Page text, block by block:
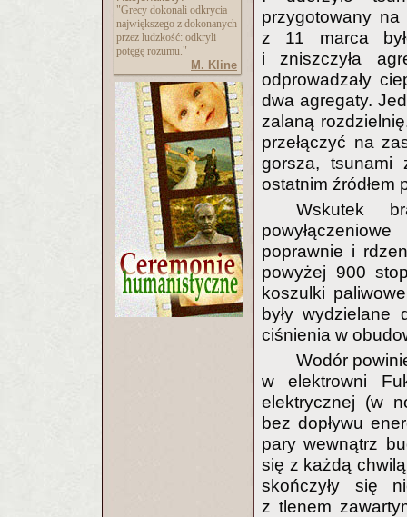
"Grecy dokonali odkrycia
największego z dokonanych
przez ludzkość: odkryli
potęgę rozumu."
M. Kline
przygotowany
z 11 marca
i zniszczyła
odprowadzały
dwa agregaty.
zalaną
przełączyć na
gorsza, tsunami
ostatnim
Wskutek
poprawnie i
powyżej 900
koszulki
były wydzielane
ciśnienia w
Wodór
w elektrowni
elektrycznej (w
bez dopływu
pary wewnątrz
się z każdą
skończyły się
z tlenem